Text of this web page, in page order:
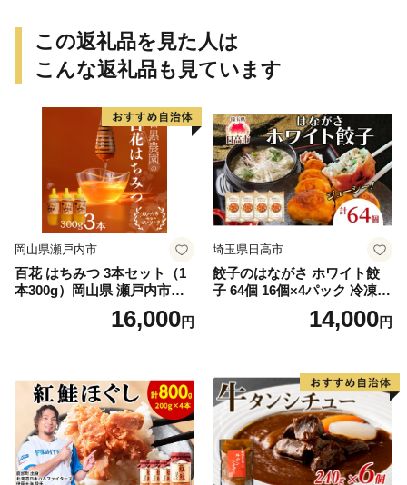
この返礼品を見た人は
こんな返礼品も見ています
岡山県瀬戸内市
百花 はちみつ 3本セット（1
本300g）岡山県 瀬戸内市産
石黒農園 ヨーグルト パン 砂
糖の代わり 香り高い いい香
16,000円
埼玉県日高市
餃子のはながさ ホワイト餃
子 64個 16個×4パック 冷凍
中華 点心 B級グルメ ご当地
野菜 おつまみ おかず 簡単調
ー ギフト お取り寄せ 日高市
14,000円